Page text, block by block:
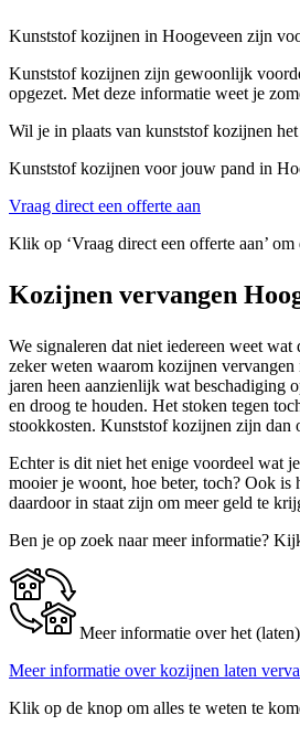
Kunststof kozijnen in Hoogeveen zijn
Kunststof kozijnen zijn gewoonlijk
opgezet. Met deze informatie weet je
Wil je in plaats van kunststof kozijnen
Kunststof kozijnen voor jouw pand in
Vraag direct een offerte aan
Klik op ‘Vraag direct een offerte aan’
Kozijnen vervangen
We signaleren dat niet iedereen weet
zeker weten waarom kozijnen
jaren heen aanzienlijk wat beschadiging
en droog te houden. Het stoken tegen
stookkosten. Kunststof kozijnen zijn dan
Echter is dit niet het enige voordeel wat
mooier je woont, hoe beter, toch? Ook
daardoor in staat zijn om meer geld te
Ben je op zoek naar meer informatie?
Meer informatie over het
Meer informatie over kozijnen laten
Klik op de knop om alles te weten te